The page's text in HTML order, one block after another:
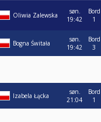
Oliwia Zalewska
søn.
19:42
Bord
1
Bogna Świtała
søn.
19:42
Bord
3
Izabela Łącka
søn.
21:04
Bord
1